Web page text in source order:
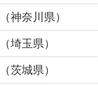
神奈川県）
埼玉県）
茨城県）